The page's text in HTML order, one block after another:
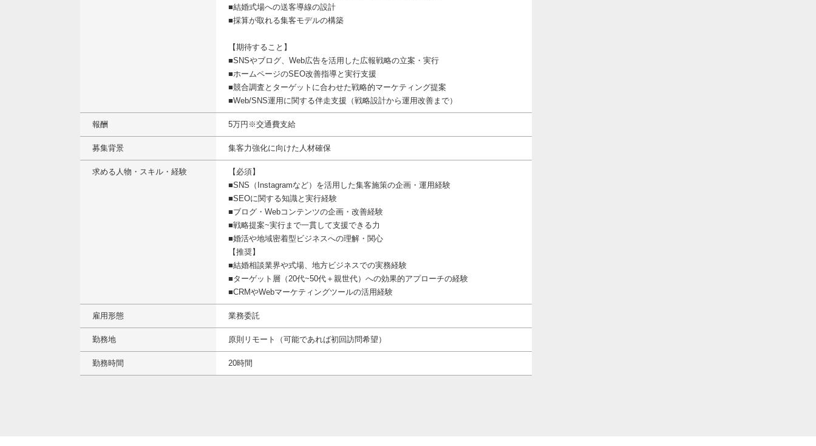
■結婚式場への送客導線の設計
■採算が取れる集客モデルの構築
【期待すること】
■SNSやブログ、Web広告を活用した広報戦略の立案・実行
■ホームページのSEO改善指導と実行支援
■競合調査とターゲットに合わせた戦略的マーケティング提案
■Web/SNS運用に関する伴走支援（戦略設計から運用改善まで）
報酬 5万円※交通費支給
募集背景 集客力強化に向けた人材確保
求める人物・スキル・経験
【必須】
■SNS（Instagramなど）を活用した集客施策の企画・運用経験
■SEOに関する知識と実行経験
■ブログ・Webコンテンツの企画・改善経験
■戦略提案~実行まで一貫して支援できる力
■婚活や地域密着型ビジネスへの理解・関心
【推奨】
■結婚相談業界や式場、地方ビジネスでの実務経験
■ターゲット層（20代~50代＋親世代）への効果的アプローチの経験
■CRMやWebマーケティングツールの活用経験
雇用形態 業務委託
勤務地 原則リモート（可能であれば初回訪問希望）
勤務時間 20時間